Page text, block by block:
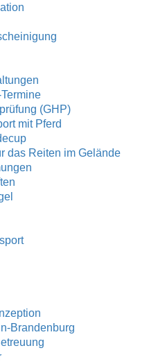
(GHP)
mit Pferd
das Reiten im Gelände
Brandenburg